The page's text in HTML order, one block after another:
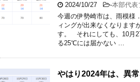
2024/10/27 -本部代表
今週の伊勢崎市は、雨模
ィングが出来なくなります
す。 それにしても、10月
る25℃には届かない …
やはり2024年は、異